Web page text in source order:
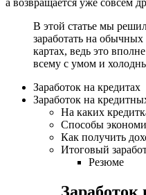
В этой статье мы
заработать на
картах, ведь это
всему с умом и
Заработок на кредитах
Заработок на
На каких
Способы
Как получить
Итоговый
Резюме
Заработок